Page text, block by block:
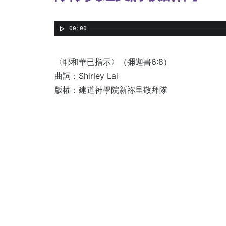
音訊播放器
00:00
〈耶和華已指示〉（彌迦書6:8）
曲詞：Shirley Lai
版權：建道神學院新祢呈敬拜隊